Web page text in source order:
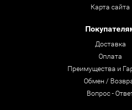
Карта сайта
Доставка
Оплата
Преимущества и
Обмен /
Вопрос -